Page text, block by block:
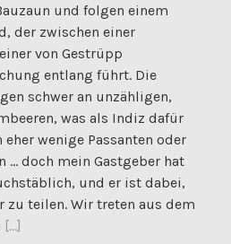
und folgen einem
der zwischen einer
von Gestrüpp
entlang führt. Die
schwer an unzähligen,
was als Indiz dafür
wenige Passanten oder
… doch mein Gastgeber hat
und er ist dabei,
teilen. Wir treten aus dem